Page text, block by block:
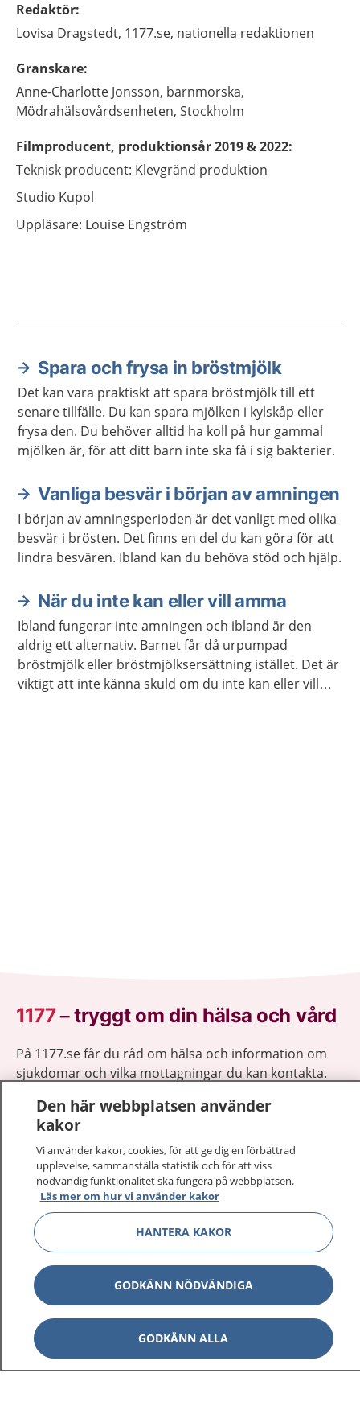
Redaktör:
Lovisa Dragstedt, 1177.se, nationella redaktionen
Granskare:
Anne-Charlotte Jonsson, barnmorska,
Mödrahälsovårdsenheten, Stockholm
Filmproducent, produktionsår 2019 & 2022:
Teknisk producent: Klevgränd produktion
Studio Kupol
Uppläsare: Louise Engström
Aktuella artiklar
Spara och frysa in bröstmjölk
Det kan vara praktiskt att spara bröstmjölk till ett
senare tillfälle. Du kan spara mjölken i kylskåp eller
frysa den. Du behöver alltid ha koll på hur gammal
mjölken är, för att ditt barn inte ska få i sig bakterier.
Vanliga besvär i början av amningen
I början av amningsperioden är det vanligt med olika
besvär i brösten. Det finns en del du kan göra för att
lindra besvären. Ibland kan du behöva stöd och hjälp.
När du inte kan eller vill amma
Ibland fungerar inte amningen och ibland är den
aldrig ett alternativ. Barnet får då urpumpad
bröstmjölk eller bröstmjölksersättning istället. Det är
viktigt att inte känna skuld om du inte kan eller vill
1177–tryggt om din hälsa och vård
På 1177.se får du råd om hälsa och information om
sjukdomar och vilka mottagningar du kan kontakta.
vårdärenden. Ring telefonnummer 1177 för
sjukvårdsrådgivning dygnet runt.
1177 ger dig råd när du vill må bättre.
1177 på flera språk Visa
Om 1177 Visa
Kontakt Visa
Den här webbplatsen använder
kakor
Vi använder kakor, cookies, för att ge dig en förbättrad
upplevelse, sammanställa statistik och för att viss
nödvändig funktionalitet ska fungera på webbplatsen.
Läs mer om hur vi använder kakor
HANTERA KAKOR
GODKÄNN NÖDVÄNDIGA
GODKÄNN ALLA